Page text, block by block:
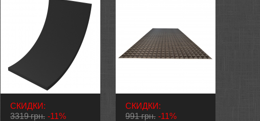
СКИДКИ:
3319 грн. -11%
СКИДКИ:
991 грн. -11%